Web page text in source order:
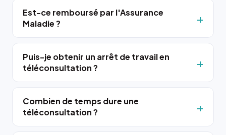
Est-ce remboursé par l'Assurance
Maladie ?
Puis-je obtenir un arrêt de travail en
téléconsultation ?
Combien de temps dure une
téléconsultation ?